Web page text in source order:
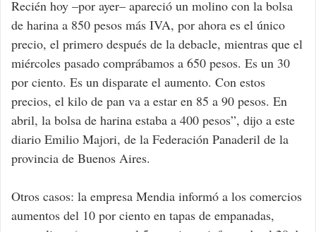
Recién hoy –por ayer– apareció un molino con la bolsa
de harina a 850 pesos más IVA, por ahora es el único
precio, el primero después de la debacle, mientras que el
miércoles pasado comprábamos a 650 pesos. Es un 30
por ciento. Es un disparate el aumento. Con estos
precios, el kilo de pan va a estar en 85 a 90 pesos. En
abril, la bolsa de harina estaba a 400 pesos”, dijo a este
diario Emilio Majori, de la Federación Panaderil de la
provincia de Buenos Aires.
Otros casos: la empresa Mendia informó a los comercios
aumentos del 10 por ciento en tapas de empanadas,